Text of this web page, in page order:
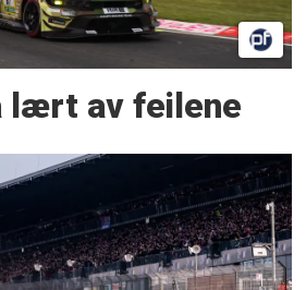
lært av feilene